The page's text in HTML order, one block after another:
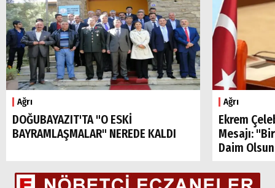
Ağrı
DOĞUBAYAZIT'TA "O ESKİ
BAYRAMLAŞMALAR" NEREDE KALDI
Ağrı
Ekrem
Mesajı:
Daim